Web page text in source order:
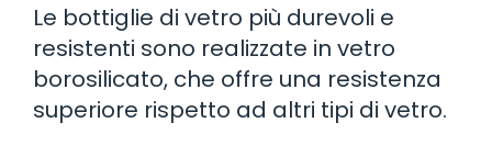
Le bottiglie di vetro più durevoli e
resistenti sono realizzate in vetro
borosilicato, che offre una resistenza
superiore rispetto ad altri tipi di vetro.